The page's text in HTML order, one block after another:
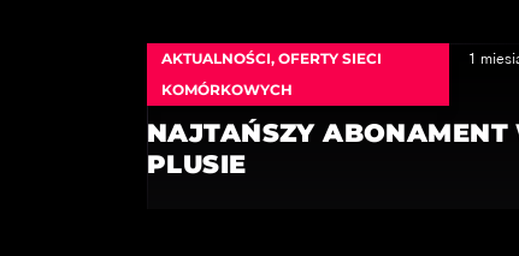
AKTUALNOŚCI, OFERTY SIECI
KOMÓRKOWYCH
1
NAJTAŃSZY ABONAMENT
PLUSIE